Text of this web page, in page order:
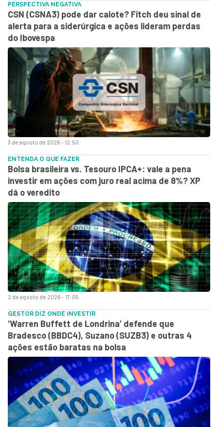
3 de agosto de 2026 - 12:50
PERSPECTIVA NEGATIVA
CSN (CSNA3) pode dar calote? Fitch deu sinal de
alerta para a siderúrgica e ações lideram perdas
do Ibovespa
2 de agosto de 2026 - 17:05
ENTENDA O QUE FAZER
Bolsa brasileira vs. Tesouro IPCA+: vale a pena
investir em ações com juro real acima de 8%? XP
dá o veredito
GESTOR DIZ ONDE INVESTIR
‘Warren Buffett de Londrina’ defende que
Bradesco (BBDC4), Suzano (SUZB3) e outras 4
ações estão baratas na bolsa